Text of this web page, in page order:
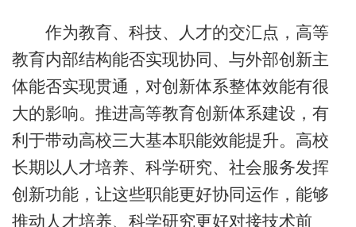
作为教育、科技、人才的交汇点，高等
教育内部结构能否实现协同、与外部创新主
体能否实现贯通，对创新体系整体效能有很
大的影响。推进高等教育创新体系建设，有
利于带动高校三大基本职能效能提升。高校
长期以人才培养、科学研究、社会服务发挥
创新功能，让这些职能更好协同运作，能够
推动人才培养、科学研究更好对接技术前